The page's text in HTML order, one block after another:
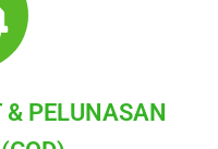
& PELUNASAN